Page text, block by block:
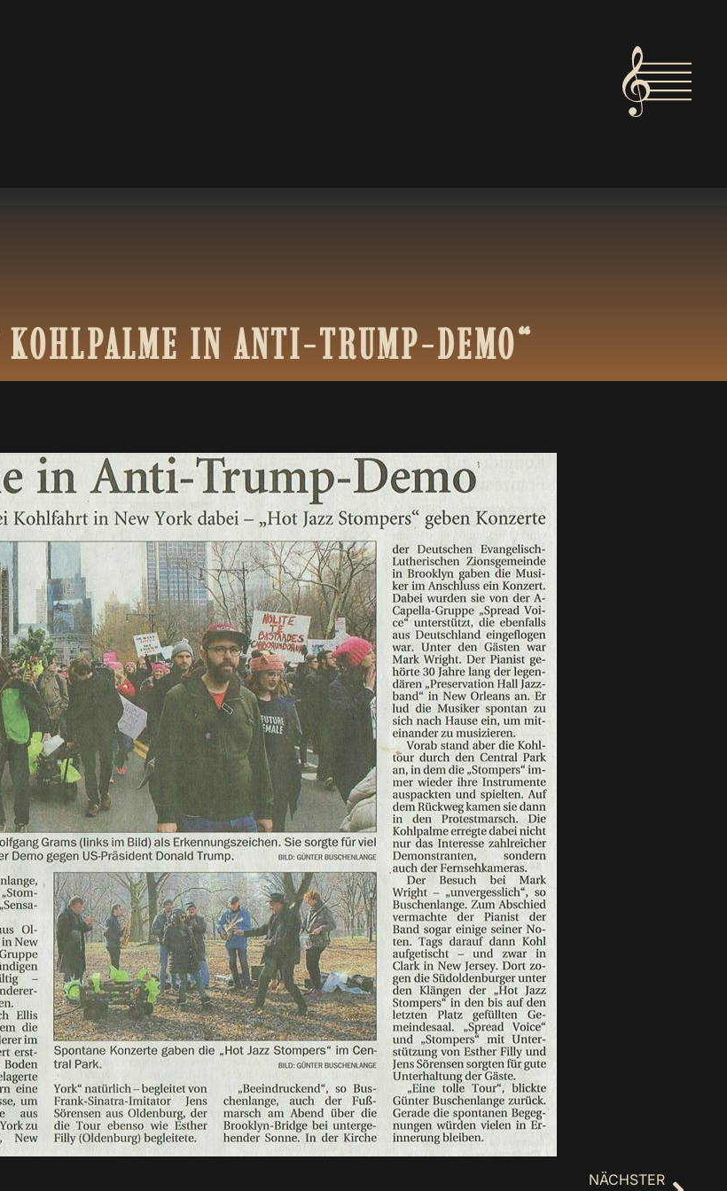
KOHLPALME IN ANTI-TRUMP-DEMO“
NÄCHSTER